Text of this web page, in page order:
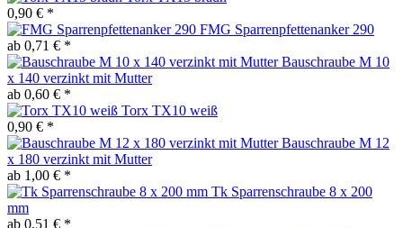
0,90 € *
FMG Sparrenpfettenanker 290
ab 0,71 € *
Bauschraube M 10
x 140 verzinkt mit Mutter
ab 0,60 € *
Torx TX10 weiß
0,90 € *
Bauschraube M 12
x 180 verzinkt mit Mutter
ab 1,00 € *
Tk Sparrenschraube 8 x 200
mm
ab 0,51 € *